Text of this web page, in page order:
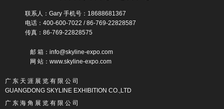
联系人：Gary 手机号：18688681367
电话：400-600-7022 / 86-769-22828587
传真：86-769-22828575
邮 箱：info@skyline-expo.com
网 站：www.skyline-expo.com
广 东 天 涯 展 览 有 限 公 司
GUANGDONG SKYLINE EXHIBITION CO.,LTD
广 东 海 角 展 览 有 限 公 司